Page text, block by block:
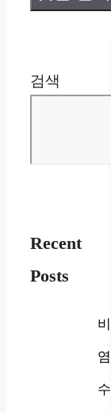
검색
Recent
Posts
비
염
수